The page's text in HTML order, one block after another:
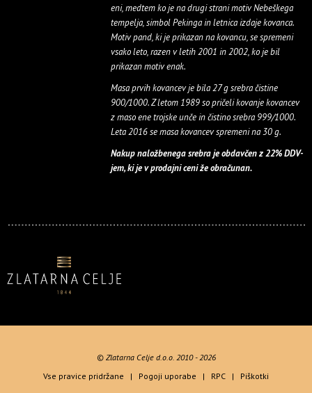
eni, medtem ko je na drugi strani motiv Nebeškega
tempelja, simbol Pekinga in letnica izdaje kovanca.
Motiv pand, ki je prikazan na kovancu, se spremeni
vsako leto, razen v letih 2001 in 2002, ko je bil
prikazan motiv enak.
Masa prvih kovancev je bila 27 g srebra čistine
900/1000. Z letom 1989 so pričeli kovanje kovancev
z maso ene trojske unče in čistino srebra 999/1000.
Leta 2016 se masa kovancev spremeni na 30 g.
Nakup naložbenega srebra je obdavčen z 22% DDV-
jem, ki je v prodajni ceni že obračunan.
© Zlatarna Celje d.o.o. 2010 - 2026
Vse pravice pridržane | Pogoji uporabe | RPC | Piškotki